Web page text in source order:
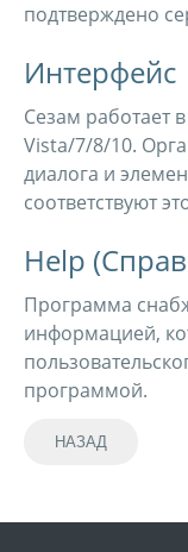
подтверждено
Интерфейс
Сезам работает
Vista/7/8/10.
диалога и
соответствуют
Help
Программа
информацией,
программой.